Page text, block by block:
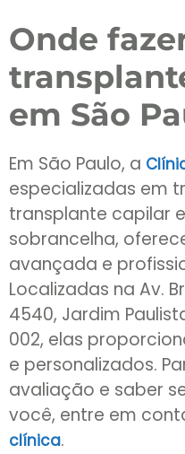
Onde
em São
Em São Paulo, a
especializadas em
transplante capilar
sobrancelha,
avançada e
Localizadas na Av.
4540, Jardim
002, elas
e personalizados.
avaliação e saber
você, entre em
clínica.